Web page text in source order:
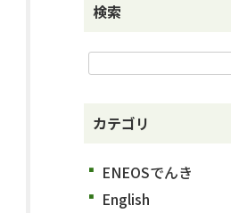
検索
カテゴリ
ENEOSでんき
English